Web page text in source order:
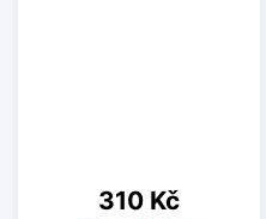
Cena
310 Kč